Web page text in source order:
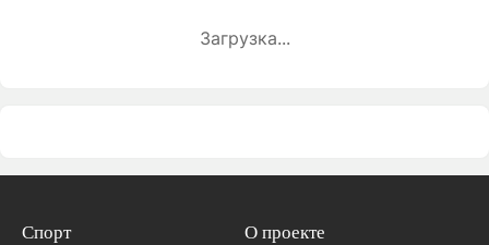
Загрузка...
Спорт
О проекте